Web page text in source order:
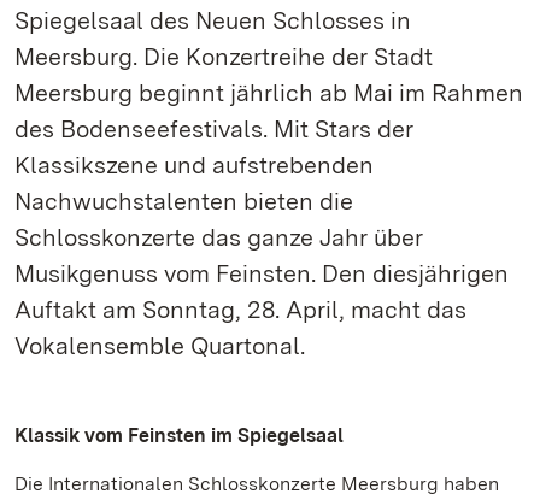
Spiegelsaal des Neuen Schlosses in
Meersburg. Die Konzertreihe der Stadt
Meersburg beginnt jährlich ab Mai im Rahmen
des Bodenseefestivals. Mit Stars der
Klassikszene und aufstrebenden
Nachwuchstalenten bieten die
Schlosskonzerte das ganze Jahr über
Musikgenuss vom Feinsten. Den diesjährigen
Auftakt am Sonntag, 28. April, macht das
Vokalensemble Quartonal.
Klassik vom Feinsten im Spiegelsaal
Die Internationalen Schlosskonzerte Meersburg haben